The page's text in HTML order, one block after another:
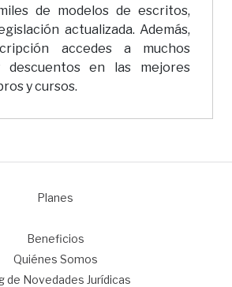
de modelos de escritos,
actualizada. Además,
accedes a muchos
descuentos en las mejores
y cursos.
Planes
Beneficios
Quiénes Somos
de Novedades Jurídicas